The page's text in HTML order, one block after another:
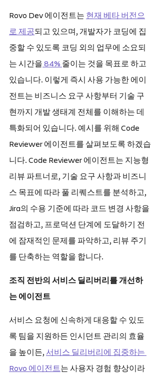
Rovo Dev 에이전트는 현재 베타 버전으
로 제공되고 있으며, 개발자가 코딩에 집
중할 수 있도록 코딩 외의 업무에 소요되
는 시간을 84% 줄이는 것을 목표로 하고
있습니다. 이렇게 즉시 사용 가능한 에이
전트는 비즈니스 요구 사항부터 기술 구
현까지 개발 생태계 전체를 이해하는 데
특화되어 있습니다. 예시를 위해 Code
Reviewer 에이전트를 살펴보도록 하겠습
니다. Code Reviewer 에이전트는 지능형
리뷰 파트너로, 기술 요구 사항과 비즈니
스 목표에 따라 풀 리퀘스트를 분석하고,
Jira의 수용 기준에 따라 코드 변경 사항을
점검하고, 프로덕션 단계에 도달하기 전
에 잠재적인 문제를 파악하고, 리뷰 주기
를 단축하는 역할을 합니다.
조직 전반의 서비스 딜리버리를 개선하
는 에이전트
서비스 요청에 신속하게 대응할 수 있도
록 팀을 지원하든 인시던트 관리의 효율
을 높이든, 서비스 딜리버리에 집중하는
Rovo 에이전트는 사용자 경험 향상이라